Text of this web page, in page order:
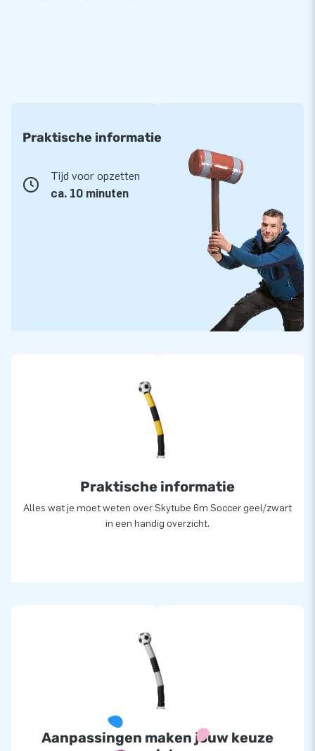
Praktische informatie
Tijd voor opzetten
ca. 10 minuten
Praktische informatie
Alles wat je moet weten over Skytube 6m Soccer geel/zwart
in een handig overzicht.
Aanpassingen maken jouw keuze